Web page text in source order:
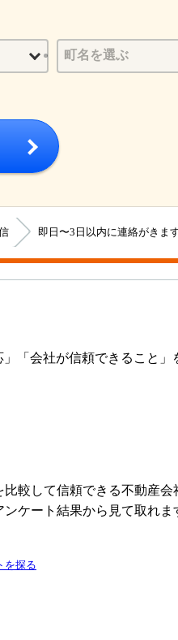
即日〜3日以内に連絡がきま
「会社が信頼できること」
較して信頼できる不動産会
ケート結果から見て取れま
を探る